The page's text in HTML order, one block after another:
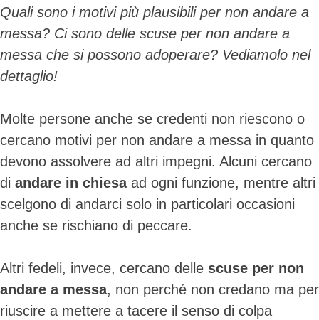
Quali sono i motivi più plausibili per non andare a
messa? Ci sono delle scuse per non andare a
messa che si possono adoperare? Vediamolo nel
dettaglio!
Molte persone anche se credenti non riescono o
cercano motivi per non andare a messa in quanto
devono assolvere ad altri impegni. Alcuni cercano
di andare in chiesaad ogni funzione, mentre altri
scelgono di andarci solo in particolari occasioni
anche se rischiano di peccare.
Altri fedeli, invece, cercano delle scuse per non
andare a messa, non perché non credano ma per
riuscire a mettere a tacere il senso di colpa